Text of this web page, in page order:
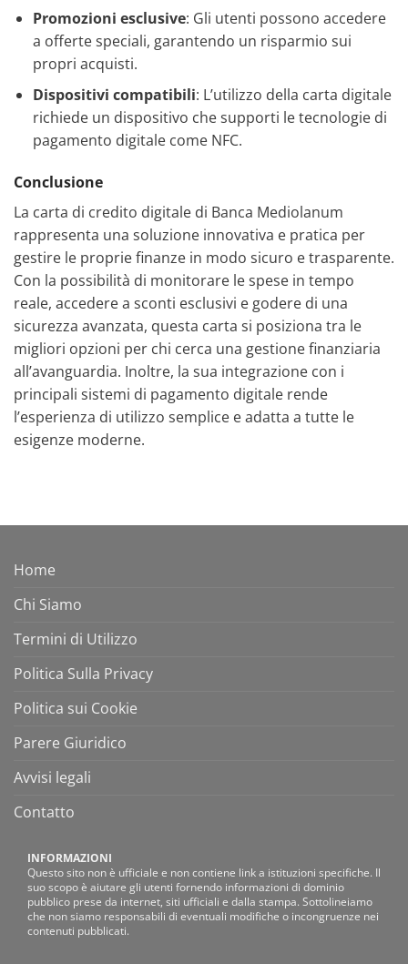
Promozioni esclusive: Gli utenti possono accedere
a offerte speciali, garantendo un risparmio sui
propri acquisti.
Dispositivi compatibili: L’utilizzo della carta digitale
richiede un dispositivo che supporti le tecnologie di
pagamento digitale come NFC.
Conclusione
La carta di credito digitale di Banca Mediolanum
rappresenta una soluzione innovativa e pratica per
gestire le proprie finanze in modo sicuro e trasparente.
Con la possibilità di monitorare le spese in tempo
reale, accedere a sconti esclusivi e godere di una
sicurezza avanzata, questa carta si posiziona tra le
migliori opzioni per chi cerca una gestione finanziaria
all’avanguardia. Inoltre, la sua integrazione con i
principali sistemi di pagamento digitale rende
l’esperienza di utilizzo semplice e adatta a tutte le
esigenze moderne.
Home
Chi Siamo
Termini di Utilizzo
Politica Sulla Privacy
Politica sui Cookie
Parere Giuridico
Avvisi legali
Contatto
INFORMAZIONI
Questo sito non è ufficiale e non contiene link a istituzioni specifiche. Il
suo scopo è aiutare gli utenti fornendo informazioni di dominio
pubblico prese da internet, siti ufficiali e dalla stampa. Sottolineiamo
che non siamo responsabili di eventuali modifiche o incongruenze nei
contenuti pubblicati.